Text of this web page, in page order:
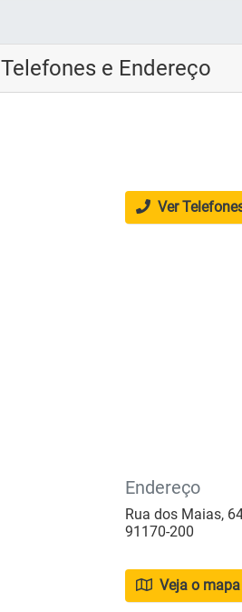
Telefones e Endereço
Ver
Endereço
Rua dos Maias,
91170-200
Veja o mapa